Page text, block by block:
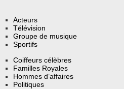
Acteurs
Télévision
Groupe de musique
Sportifs
Coiffeurs célèbres
Familles Royales
Hommes d’affaires
Politiques